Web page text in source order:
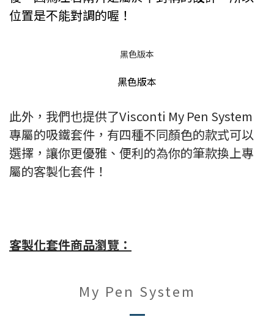
位置是不能對調的喔！
黑色版本
黑色版本
此外，我們也提供了Visconti My Pen System
專屬的吸鐵套件，有四種不同顏色的款式可以
選擇，讓你更優雅、便利的為你的筆款換上專
屬的客製化套件！
客製化套件商品瀏覽：
My Pen System